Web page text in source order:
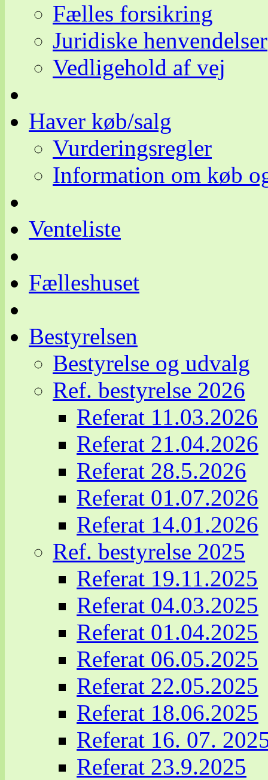
Fælles forsikring
Juridiske henvendelser
Vedligehold af vej
Haver køb/salg
Vurderingsregler
Information om køb
Venteliste
Fælleshuset
Bestyrelsen
Bestyrelse og udvalg
Ref. bestyrelse 2026
Referat 11.03.2026
Referat 21.04.2026
Referat 28.5.2026
Referat 01.07.2026
Referat 14.01.2026
Ref. bestyrelse 2025
Referat 19.11.2025
Referat 04.03.2025
Referat 01.04.2025
Referat 06.05.2025
Referat 22.05.2025
Referat 18.06.2025
Referat 16. 07.
Referat 23.9.2025